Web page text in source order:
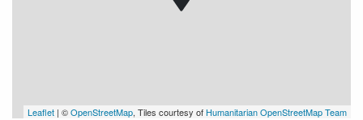
Leaflet | ©OpenStreetMap, Tiles courtesy of Humanitarian OpenStreetMap Team